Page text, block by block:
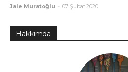
Jale Muratoğlu - 07 Şubat 2020
Hakkımda